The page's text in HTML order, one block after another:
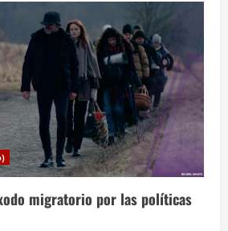
migratorio por las políticas